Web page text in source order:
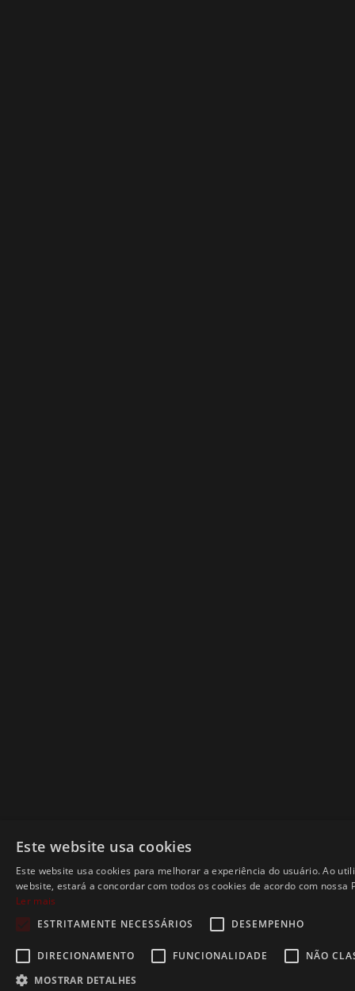
Este website usa cookies
Este website usa cookies para melhorar a experiência do usuário. Ao
website, estará a concordar com todos os cookies de acordo com nossa
Ler mais
ESTRITAMENTE NECESSÁRIOS
DESEMPENHO
DIRECIONAMENTO FUNCIONALIDADE
NÃO
MOSTRAR DETALHES